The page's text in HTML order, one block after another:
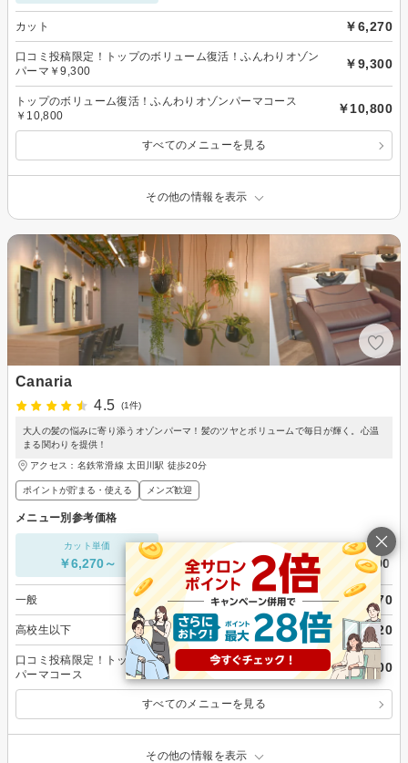
カット ￥6,270
口コミ投稿限定！トップのボリューム復活！ふんわりオゾン
パーマ￥9,300
￥9,300
トップのボリューム復活！ふんわりオゾンパーマコース
￥10,800
￥10,800
すべてのメニューを見る
その他の情報を表示
Canaria
4.5
(1件)
大人の髪の悩みに寄り添うオゾンパーマ！髪のツヤとボリュームで毎日が輝く。心温
まる関わりを提供！
アクセス：名鉄常滑線 太田川駅 徒歩20分
ポイントが貯まる・使える メンズ歓迎
メニュー別参考価格
カット単価
￥6,270～
ヘアカラー
￥8,250～
パーマ
￥9,300～
一般 ￥6,270
高校生以下 ￥7,920
口コミ投稿限定！トップのボリューム復活！ふんわりオゾン
パーマコース
￥9,300
すべてのメニューを見る
その他の情報を表示